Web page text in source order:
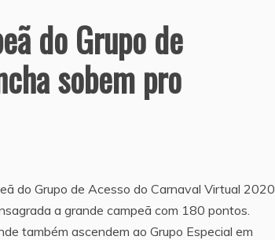
do Grupo de
sobem pro
do Grupo de Acesso do Carnaval Virtual 2020.
a grande campeã com 180 pontos.
também ascendem ao Grupo Especial em